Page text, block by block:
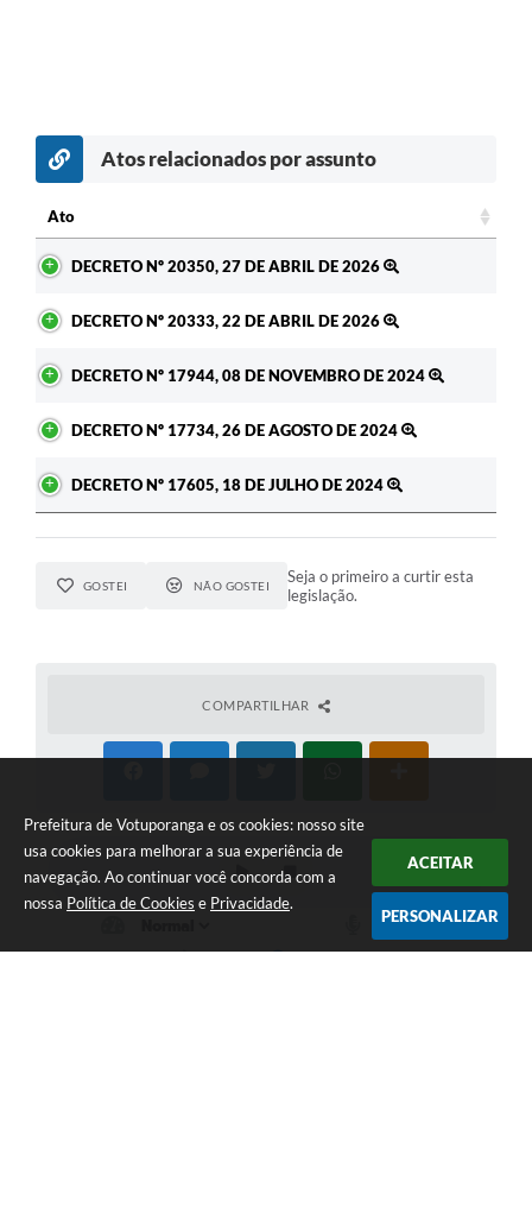
Prefeitura de Votuporanga e os cookies: nosso site
usa cookies para melhorar a sua experiência de
navegação. Ao continuar você concorda com a
nossa Política de Cookies e Privacidade.
ACEITAR
PERSONALIZAR
Atos relacionados por assunto
Ato
DECRETO Nº 20350, 27 DE ABRIL DE 2026
DECRETO Nº 20333, 22 DE ABRIL DE 2026
DECRETO Nº 17944, 08 DE NOVEMBRO DE 2024
DECRETO Nº 17734, 26 DE AGOSTO DE 2024
DECRETO Nº 17605, 18 DE JULHO DE 2024
GOSTEI NÃO GOSTEI
Seja o primeiro a curtir esta
legislação.
COMPARTILHAR